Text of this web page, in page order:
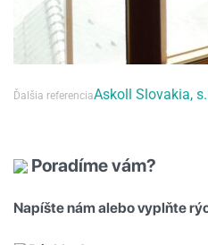
Ďalšia referenciaAskoll Slovakia,
Poradíme vám?
Napíšte nám alebo vyplňte